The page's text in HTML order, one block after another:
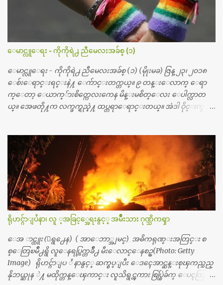
ပါတယ္။ သူငယ္ခ်င္းျဖစ္သူကို လာေတြ႔ရင္း ဟိုတယ္လို သန္႔ရွင္းသ
ပ္ရပ္တဲ့ ဝိတိုရိယေဆးရံုမွာ စီတီစကင္ နဲ႔ အမ္အာအိုင္1 စက္ခန္းကိုေ
တြ႔လို႔ေမးၾကည့္ေတာ့ တခါစမ္းရင္ က်ပ္တသိန္းေက်ာ္ က်သင့္
တယ္သိရပါတယ္။ တခါတေလ ကိုယ္လက္ေျခ၊ ဦးေႏွာက္ေတြ အေသး
စိတ္ၾကည့္လိုရင္ ဒီစက္ၾကီးေတြနဲ႔ စမ္းသပ္ရပါတယ္။ ခႏၱာကိုယ္အစိတ္ပို
င္း ကလီစာေတြကိုၾကည့္ရႈတဲ့ အာလထရာေဆာင္း2 စက္ေတြ
ကေတာ့ ေစ်းသိပ္မႀကီးလို႔ ျမန္မာျပည္ေဆးရံုတိုင္းရွိပါတယ္။
တစ္ခါစမ္းရင္ က်ပ္တစ္ေသာင္းေလာက္ က်သင့္ပါတယ္။ စာေရးသူ လြ
န္ခဲ့တဲ့ (၂)...
ေမာင္လူေရး - ကိုကိုရဲ႕ ညီမေလးအခ်စ္ (၁)
ေမာင္လူေရး - ကိုကိုရဲ႕ ညီမေလးအခ်စ္ (၁) (မိုုးမခ) ဇြန္ ၂၃၊ ၂၀၁၈
ေစ်းေရာင္းရင္းနဲ႔ ေက်ာင္းတက္တယ္။ ၉ တန္းေလာက္ ေရာ
က္ေတာ့ ေယာက္်ားစိတ္ကေလးကေန မိန္းမစိတ္ေလး ေပါက္လာတ
ယ္။ အေဖတို႔က လက္ဖက္ရည္နဲ႔ ထပ္တရာေရာင္းတယ္။ အဲဒါ ဝိုင္းကူ
တယ္။ ပန္းပန္တယ္။ မိန္းကေလး အဝတ္အစားေတြကိုလည္း ခုိးဝတ္တ
ယ္။ မိန္းမစိတ္ရွိေတာ့ ရွိေပမယ့္ ကိုယ့္ကိုယ္ကို မိန္းမစိတ္ေပါက္မွန္း
သိတာက ၉ တန္း၊ ၁၀ တန္းေလာက္ကမွ။ ညီအစ္ကို ေမာင္နွမ အားလံုး ၆
ေယာက္ရွိတယ္။ အစ္ကို ၃ ေယာက္၊ အစ္မ ႏွစ္ေယာက္။ အစ္ကိုေတြက
လည္း သူ႔ အေပါင္းအသင္းနဲ႔ သူဆိုေတာ့ အမေတြနဲ႔ဘဲ ေပါ
င္းတယ္။ ျပီးေတာ့ အေဖကလည္း ေယာက္်ားဆုိ ေယာ
က္်ားေလးလုိဘဲ ေနေစခ်င္တယ္။ အေဖ့ကို ေၾကာက္လည္း ေၾကာ
က္ရတယ္။ ေယာက္်ားဘဝဆုိတာ ျမင့္ျမတ္တယ္ေပါ့။ ေယာ
က္်ားေလး စိတ္လည္း ရွိေအာင္ ဘာသာေရးလည္း လုိက္စားေအာင္
တန္ခူးလဆုိ တစ္လလံုး ကိုရင္ ဝတ္ခုိင္းတယ္။ ေက်ာင္းမွာဆုိရင္ ေ
ယာက္်ားေလးေတြက ကိုယ့္ကို ဘာပဲျဖစ္ျဖစ္ မၾကားတၾကား စ
ရင္စတယ္။ အေျခာက္ ဘာညာေပါ့၊ အာ့့လုိေလးေတြ စတာေပါ့။
ရိုဟင္ဂ်ာျပႆနာ၊ လူ ့အခြင့္အေရးနွင့္ အမ်ိဳးသား ဂုဏ္သိကၡာ
ေအ ာင္ထူး (ေရွ႕ေန) ( အာေဘာ္အျမင္) အဓိကရုဏ္းအတြင္း စ
စ္ေတြၿမိဳ႕ရွိ လူေနရပ္ကြက္တခ်ိဳ႕ မီးေလာင္ေနစဥ္(Photo: Getty
Image) ရိုဟင္ဂ်ာျပ ႆ နာနွင့္ ဆက္စပ္ျပီး ေဒၚေအာင္ဆန္းစုၾကည္သည္
နိုဘယ္ဆုန ဲ႔ မထိုက္တန္ေၾကာင္း လူသိရွင္ၾကား စြပ္စြဲခ်က္ ေပၚထြက္လာ